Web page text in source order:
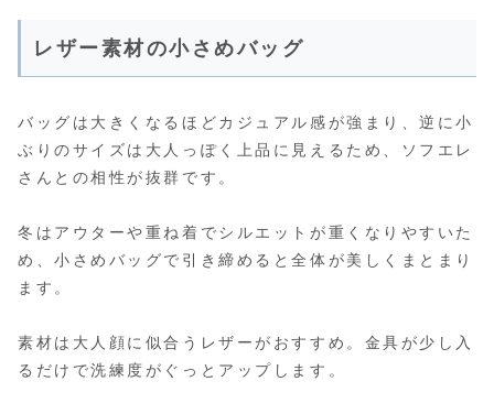
レザー素材の小さめバッグ
バッグは大きくなるほどカジュアル感が強まり、逆に小
ぶりのサイズは大人っぽく上品に見えるため、ソフエレ
さんとの相性が抜群です。
冬はアウターや重ね着でシルエットが重くなりやすいた
め、小さめバッグで引き締めると全体が美しくまとまり
ます。
素材は大人顔に似合うレザーがおすすめ。金具が少し入
るだけで洗練度がぐっとアップします。